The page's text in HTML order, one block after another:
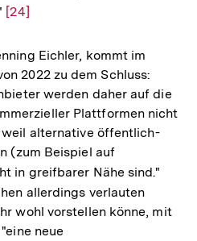
Zur
der
Fußnote
[24]
Eichler, kommt im
2022 zu dem Schluss:
werden daher auf die
Plattformen nicht
alternative öffentlich-
(zum Beispiel auf
in greifbarer Nähe sind."
der
allerdings verlauten
wohl vorstellen könne, mit
neue